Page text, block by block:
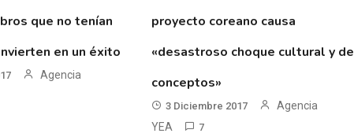
que no tenían
en un éxito
Agencia
proyecto coreano causa
«desastroso choque cultural y de
conceptos»
3 Diciembre 2017
Agencia
YEA
7